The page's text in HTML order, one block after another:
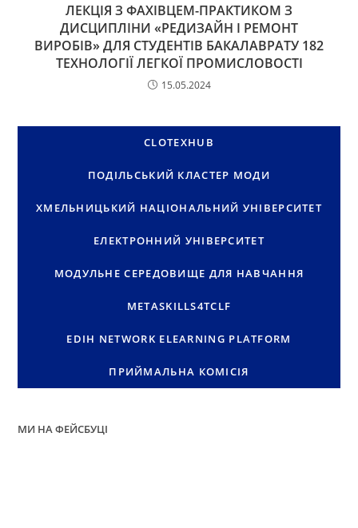
ЛЕКЦІЯ З ФАХІВЦЕМ-ПРАКТИКОМ З
ДИСЦИПЛІНИ «РЕДИЗАЙН І РЕМОНТ
ВИРОБІВ» ДЛЯ СТУДЕНТІВ БАКАЛАВРАТУ 182
ТЕХНОЛОГІЇ ЛЕГКОЇ ПРОМИСЛОВОСТІ
15.05.2024
CLOTEXHUB
ПОДІЛЬСЬКИЙ КЛАСТЕР МОДИ
ХМЕЛЬНИЦЬКИЙ НАЦІОНАЛЬНИЙ УНІВЕРСИТЕТ
ЕЛЕКТРОННИЙ УНІВЕРСИТЕТ
МОДУЛЬНЕ СЕРЕДОВИЩЕ ДЛЯ НАВЧАННЯ
METASKILLS4TCLF
EDIH NETWORK ELEARNING PLATFORM
ПРИЙМАЛЬНА КОМІСІЯ
МИ НА ФЕЙСБУЦІ